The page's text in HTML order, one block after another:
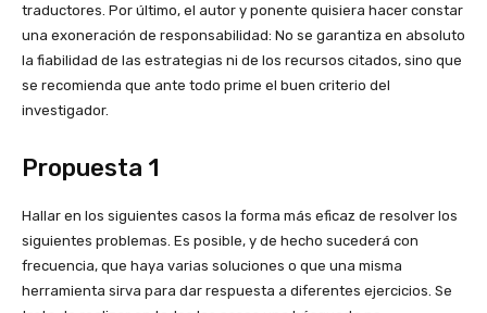
traductores. Por último, el autor y ponente quisiera hacer constar
una exoneración de responsabilidad: No se garantiza en absoluto
la fiabilidad de las estrategias ni de los recursos citados, sino que
se recomienda que ante todo prime el buen criterio del
investigador.
Propuesta 1
Hallar en los siguientes casos la forma más eficaz de resolver los
siguientes problemas. Es posible, y de hecho sucederá con
frecuencia, que haya varias soluciones o que una misma
herramienta sirva para dar respuesta a diferentes ejercicios. Se